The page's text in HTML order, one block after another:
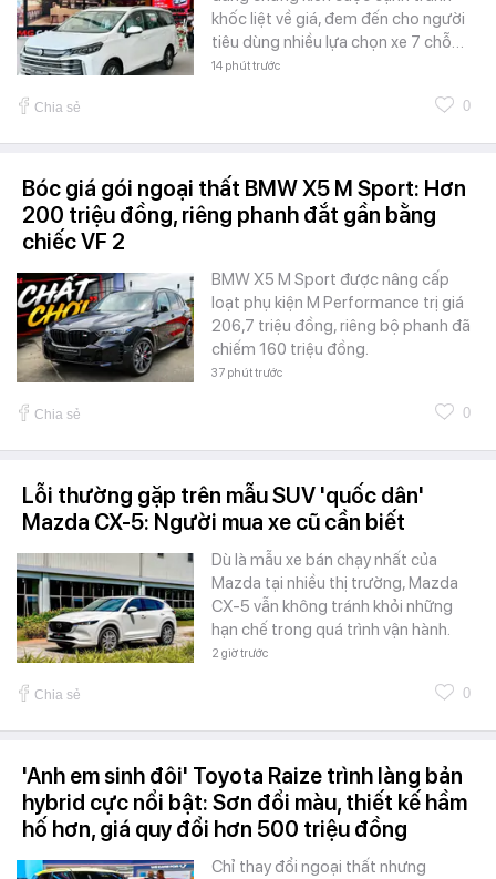
khốc liệt về giá, đem đến cho người
tiêu dùng nhiều lựa chọn xe 7 chỗ…
14 phút trước
Chia sẻ 0
Bóc giá gói ngoại thất BMW X5 M Sport: Hơn
200 triệu đồng, riêng phanh đắt gần bằng
chiếc VF 2
BMW X5 M Sport được nâng cấp
loạt phụ kiện M Performance trị giá
206,7 triệu đồng, riêng bộ phanh đã
chiếm 160 triệu đồng.
37 phút trước
Chia sẻ 0
Lỗi thường gặp trên mẫu SUV 'quốc dân'
Mazda CX-5: Người mua xe cũ cần biết
Dù là mẫu xe bán chạy nhất của
Mazda tại nhiều thị trường, Mazda
CX-5 vẫn không tránh khỏi những
hạn chế trong quá trình vận hành.
2 giờ trước
Chia sẻ 0
'Anh em sinh đôi' Toyota Raize trình làng bản
hybrid cực nổi bật: Sơn đổi màu, thiết kế hầm
hố hơn, giá quy đổi hơn 500 triệu đồng
Chỉ thay đổi ngoại thất nhưng